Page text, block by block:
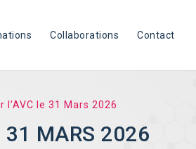
Collaborations Contact
l’AVC le 31 Mars 2026
31 MARS 2026